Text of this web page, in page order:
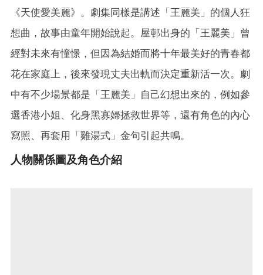
《天使愛美麗》。劇集同樣是講述「王麗美」的個人狂
想曲，故事由童年開始說起。屋邨出身的「王麗美」曾
經對未來有憧憬，但因為結婚而將十年最美好的青春都
花在家庭上，後來發現丈夫出軌而決定重新活一次。劇
中有不少場景都是「王麗美」自己幻想出來的，例如參
選香港小姐、化身黑寡婦拯救世界等，還有角色的內心
寫照、再套用「雞湯式」金句引起共鳴。
人物關係圖及角色介紹